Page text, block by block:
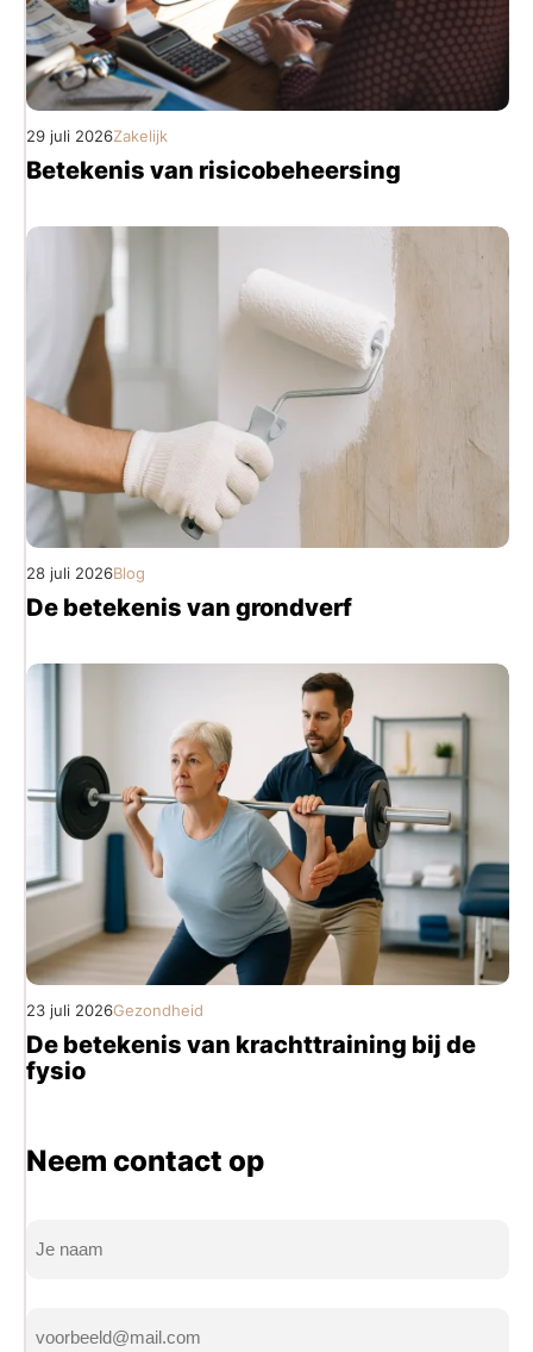
29 juli 2026Zakelijk
Betekenis van risicobeheersing
28 juli 2026Blog
De betekenis van grondverf
23 juli 2026Gezondheid
De betekenis van krachttraining bij de
fysio
Neem contact op